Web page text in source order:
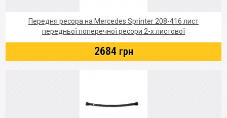
Передня ресора на Mercedes Sprinter 208-416 лист
передньої поперечної ресори 2-х листової
2684 грн